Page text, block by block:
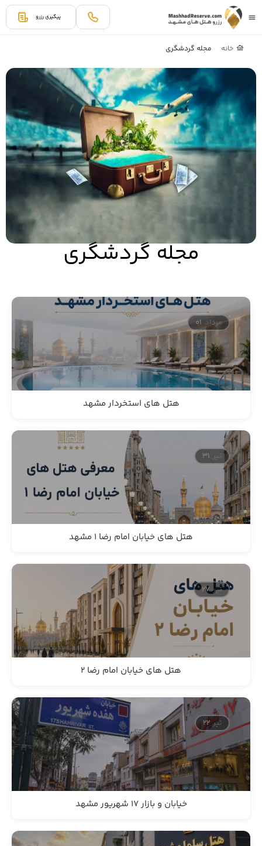
پیگیری رزرو
خانه مجله گردشگری
مجله گردشگری
مرداد 01
هتل های استخردار مشهد
تیر 31
هتل های خیابان امام رضا 1 مشهد
تیر 27
هتل های خیابان امام رضا 2
تیر 22
خیابان و بازار 17 شهریور مشهد